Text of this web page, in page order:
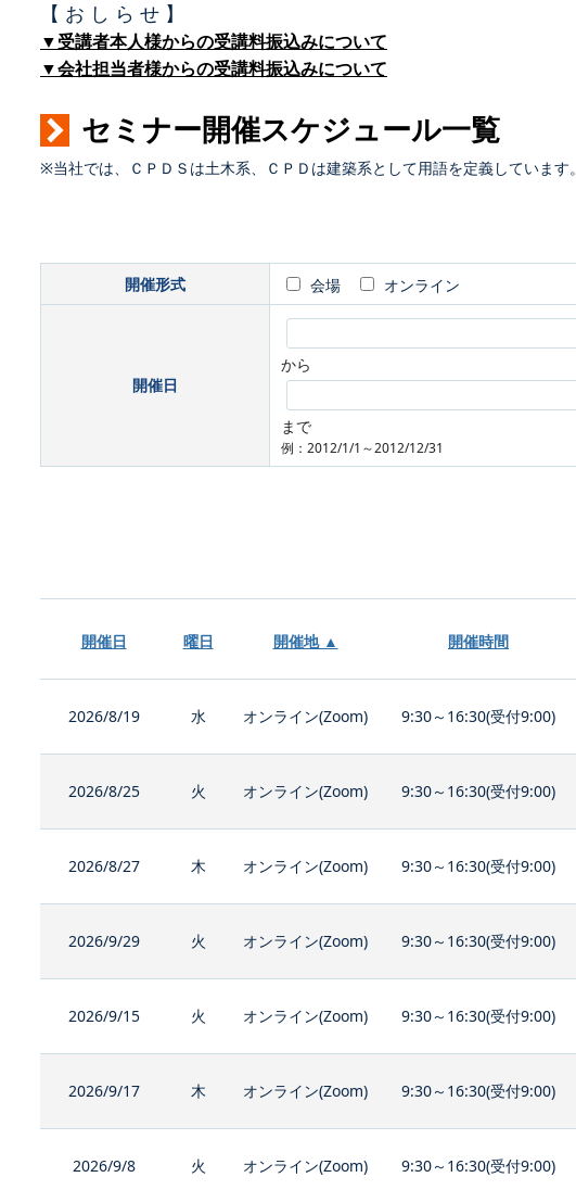
【 お し ら せ 】
▼受講者本人様からの受講料振込みについて
▼会社担当者様からの受講料振込みについて
セミナー開催スケジュール一覧
※当社では、ＣＰＤＳは土木系、ＣＰＤは建築系として用語を定義しています。
開催形式 会場 オンライン
開催日
から
まで
例：2012/1/1～2012/12/31
開催日 曜日 開催地 ▲ 開催時間
2026/8/19 水 オンライン(Zoom) 9:30～16:30(受付9:00)
2026/8/25 火 オンライン(Zoom) 9:30～16:30(受付9:00)
2026/8/27 木 オンライン(Zoom) 9:30～16:30(受付9:00)
2026/9/29 火 オンライン(Zoom) 9:30～16:30(受付9:00)
2026/9/15 火 オンライン(Zoom) 9:30～16:30(受付9:00)
2026/9/17 木 オンライン(Zoom) 9:30～16:30(受付9:00)
2026/9/8 火 オンライン(Zoom) 9:30～16:30(受付9:00)